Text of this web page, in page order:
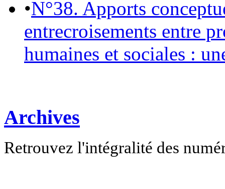
•N°38. Apports
entrecroisements entre
humaines et sociales :
Archives
Retrouvez l'intégralité des